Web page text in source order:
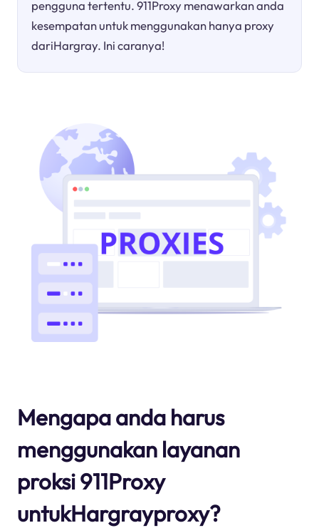
pengguna tertentu. 911Proxy menawarkan anda
kesempatan untuk menggunakan hanya proxy
dariHargray. Ini caranya!
Mengapa anda harus
menggunakan layanan
proksi 911Proxy
untukHargrayproxy?